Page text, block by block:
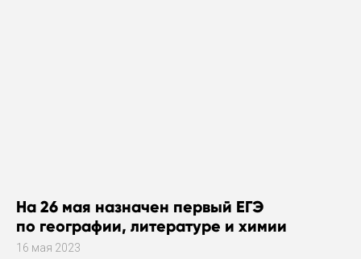
На 26 мая назначен первый ЕГЭ
по географии, литературе и химии
16 мая 2023